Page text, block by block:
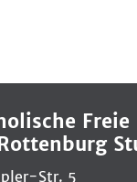
Freie
Str. 5